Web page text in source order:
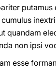
putamus
quandam
non ipsi
esse